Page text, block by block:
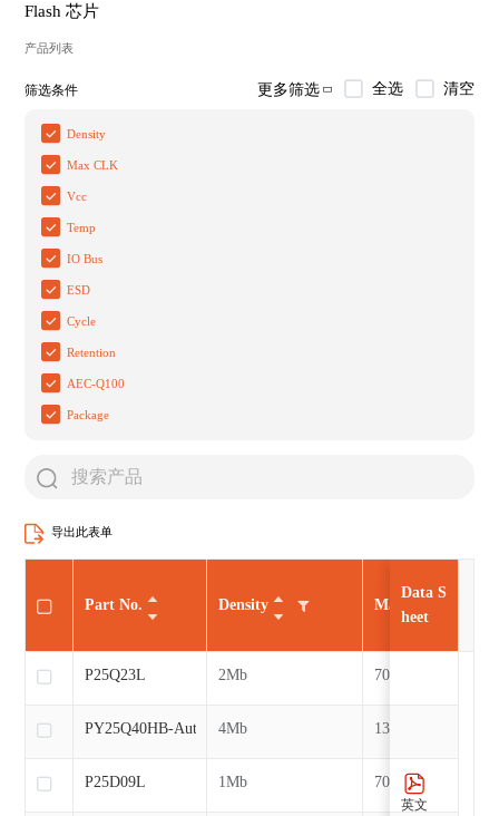
Flash 芯片
产品列表
筛选条件 更多筛选 全选 清空
Density
Max CLK
Vcc
Temp
IO Bus
ESD
Cycle
Retention
AEC-Q100
Package
导出此表单
Density Max CLK
2Mb 70MHz
4Mb 133MHz
1Mb 70MHz
Part No.
P25Q23L
PY25Q40HB-Auto
P25D09L
Data S
heet
英文